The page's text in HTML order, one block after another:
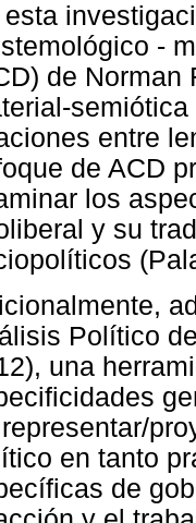
esta
-
de Norman
entre
de ACD
los
y su
Político
una
en tanto
de